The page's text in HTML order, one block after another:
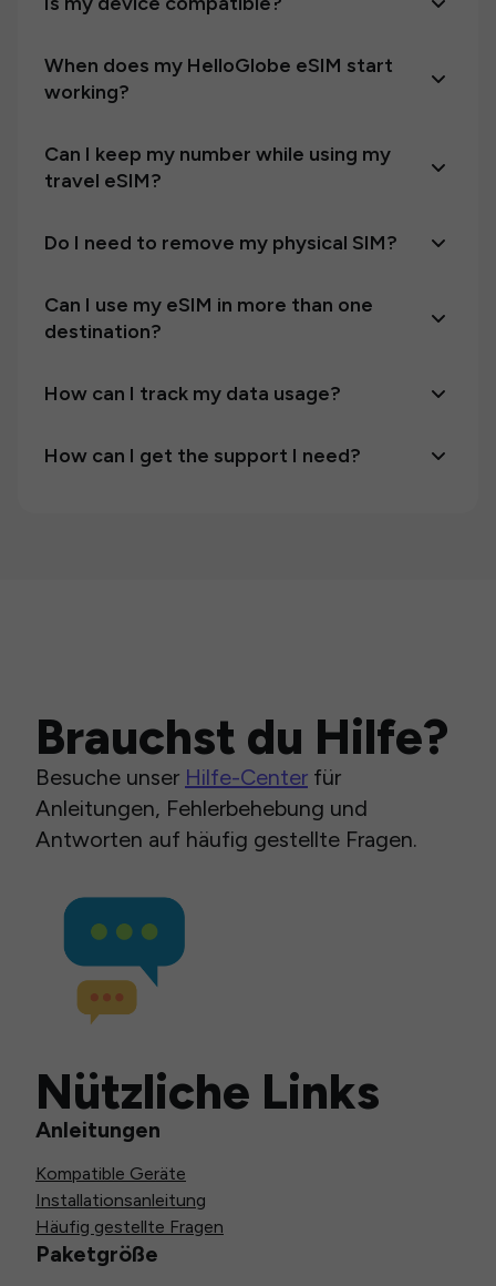
When does my HelloGlobe eSIM start
working?
Can I keep my number while using my
travel eSIM?
Do I need to remove my physical SIM?
Can I use my eSIM in more than one
destination?
How can I track my data usage?
How can I get the support I need?
Brauchst du Hilfe?
Besuche unser Hilfe-Center für
Anleitungen, Fehlerbehebung und
Antworten auf häufig gestellte Fragen.
Nützliche Links
Anleitungen
Kompatible Geräte
Installationsanleitung
Häufig gestellte Fragen
Paketgröße